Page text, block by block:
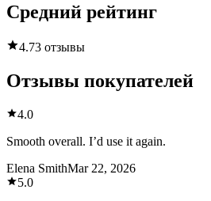
Средний рейтинг
4.73 отзывы
Отзывы покупателей
4.0
Smooth overall. I’d use it again.
Elena SmithMar 22, 2026
5.0